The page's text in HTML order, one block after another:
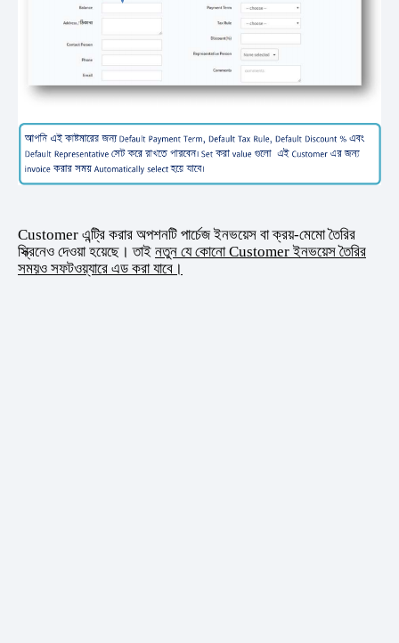
Customer এন্ট্রি করার অপশনটি পার্চেজ ইনভয়েস বা ক্রয়-মেমো তৈরির
স্ক্রিনেও দেওয়া হয়েছে। তাই নতুন যে কোনো Customer ইনভয়েস তৈরির
সময়ও সফটওয়্যারে এড করা যাবে।